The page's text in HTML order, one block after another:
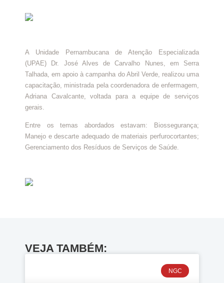
A Unidade Pernambucana de Atenção Especializada
(UPAE) Dr. José Alves de Carvalho Nunes, em Serra
Talhada, em apoio à campanha do Abril Verde, realizou uma
capacitação, ministrada pela coordenadora de enfermagem,
Adriana Cavalcante, voltada para a equipe de serviços
gerais.
Entre os temas abordados estavam: Biossegurança;
Manejo e descarte adequado de materiais perfurocortantes;
Gerenciamento dos Resíduos de Serviços de Saúde.
VEJA TAMBÉM:
NGC